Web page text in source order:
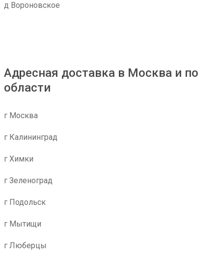
д Вороновское
Адресная доставка в Москва и по
области
г Москва
г Калининград
г Химки
г Зеленоград
г Подольск
г Мытищи
г Люберцы